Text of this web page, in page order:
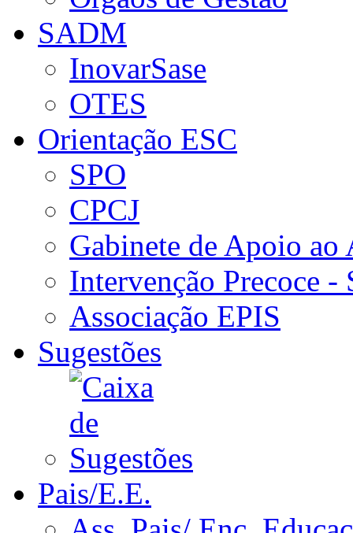
SADM
InovarSase
OTES
Orientação ESC
SPO
CPCJ
Gabinete de Apoio ao
Intervenção Precoce -
Associação EPIS
Sugestões
Pais/E.E.